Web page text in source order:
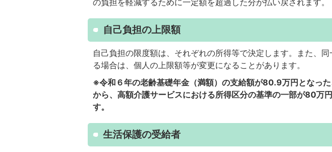
の負担を軽減するために一定額を超過した分が払い戻されます。
自己負担の上限額
自己負担の限度額は、それぞれの所得等で決定します。また、
る場合は、個人の上限額等が変更になることがあります。
※令和６年の老齢基礎年金（満額）の支給額が80.9万円となっ
から、高額介護サービスにおける所得区分の基準の一部が80万
す。
生活保護の受給者